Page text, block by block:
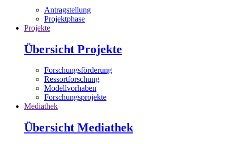
Antragstellung
Projektphase
Projekte
Übersicht Projekte
Forschungsförderung
Ressortforschung
Modellvorhaben
Forschungsprojekte
Mediathek
Übersicht Mediathek